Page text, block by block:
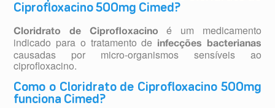
Ciprofloxacino 500mg Cimed?
Cloridrato de Ciprofloxacino
é um medicamento
indicado para o tratamento de
infecções bacterianas
causadas por micro-organismos sensíveis ao
ciprofloxacino.
Como o Cloridrato de Ciprofloxacino 500mg
funciona Cimed?